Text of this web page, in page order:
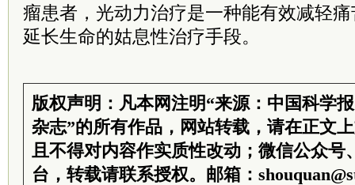
瘤患者，光动力治疗是一种能有效减轻
延长生命的姑息性治疗手段。
版权声明：凡本网注明“来源：中国科学
杂志”的所有作品，网站转载，请在正文
且不得对内容作实质性改动；微信公众号
台，转载请联系授权。邮箱：